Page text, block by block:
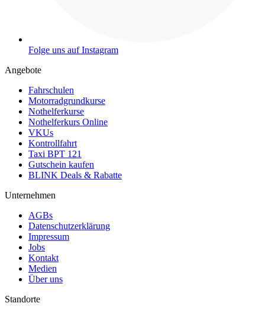
Folge uns auf Instagram
Angebote
Fahrschulen
Motorradgrundkurse
Nothelferkurse
Nothelferkurs Online
VKUs
Kontrollfahrt
Taxi BPT 121
Gutschein kaufen
BLINK Deals & Rabatte
Unternehmen
AGBs
Datenschutzerklärung
Impressum
Jobs
Kontakt
Medien
Über uns
Standorte